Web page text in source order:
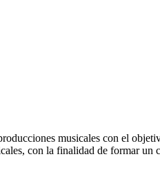
musicales con el
con la finalidad de formar un